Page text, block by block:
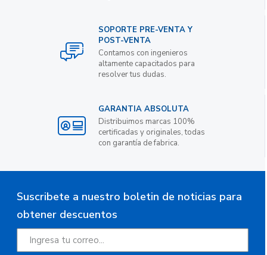
SOPORTE PRE-VENTA Y
POST-VENTA
Contamos con ingenieros
altamente capacitados para
resolver tus dudas.
GARANTIA ABSOLUTA
Distribuimos marcas 100%
certificadas y originales, todas
con garantía de fabrica.
Suscribete a nuestro boletin de noticias para
obtener descuentos